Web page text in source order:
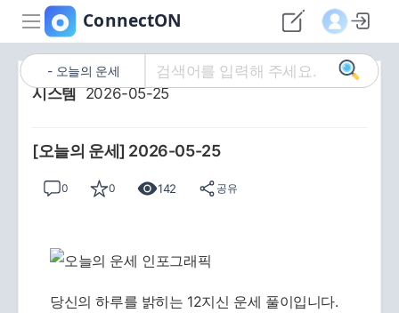
오늘의 운세
시스템 2026-05-25
[오늘의 운세] 2026-05-25
0 0 142 공유
당신의 하루를 밝히는 12지신 운세 풀이입니다.